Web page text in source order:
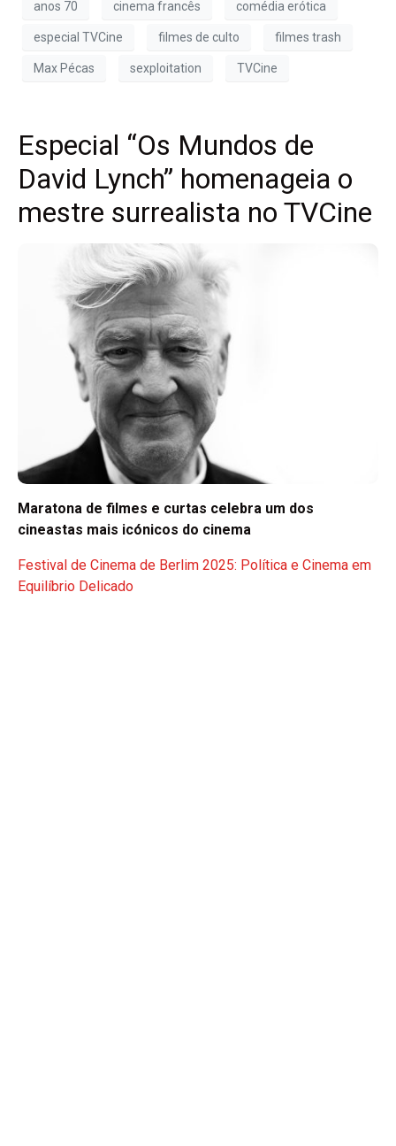
anos 70 cinema francês comédia erótica
especial TVCine filmes de culto filmes trash
Max Pécas sexploitation TVCine
Especial “Os Mundos de
David Lynch” homenageia o
mestre surrealista no TVCine
Maratona de filmes e curtas celebra um dos
cineastas mais icónicos do cinema
Festival de Cinema de Berlim 2025: Política e Cinema em
Equilíbrio Delicado